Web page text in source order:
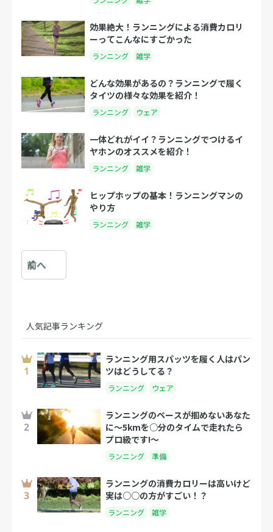
効果絶大！ランニングによる消費カロリ
ーってこんなにすごかった
ランニング 雑学
どんな効果があるの？ランニングで履く
タイツの様々な効果を紹介！
ランニング ウェア
一体どれがイイ？ランニングでつけるイ
ヤホンのオススメを紹介！
ランニング 雑学
ヒップホップの基本！ランニングマンの
やり方
ランニング 雑学
前へ
人気記事ランキング
ランニング用スパッツを履く人はパン
ツはどうしてる？
ランニング ウェア
ランニングのペースが掴めないあなた
に～5kmを○分のタイムで走れたら
プロ級です!～
ランニング 準備
ランニングの消費カロリーは高いけど
実は○○の方がすごい！？
ランニング 雑学